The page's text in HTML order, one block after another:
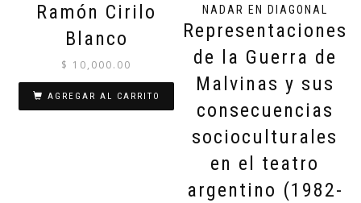
Ramón Cirilo
Blanco
$ 10,000.00
AGREGAR AL CARRITO
NADAR EN DIAGONAL
Representaciones
de la Guerra de
Malvinas y sus
consecuencias
socioculturales
en el teatro
argentino (1982-